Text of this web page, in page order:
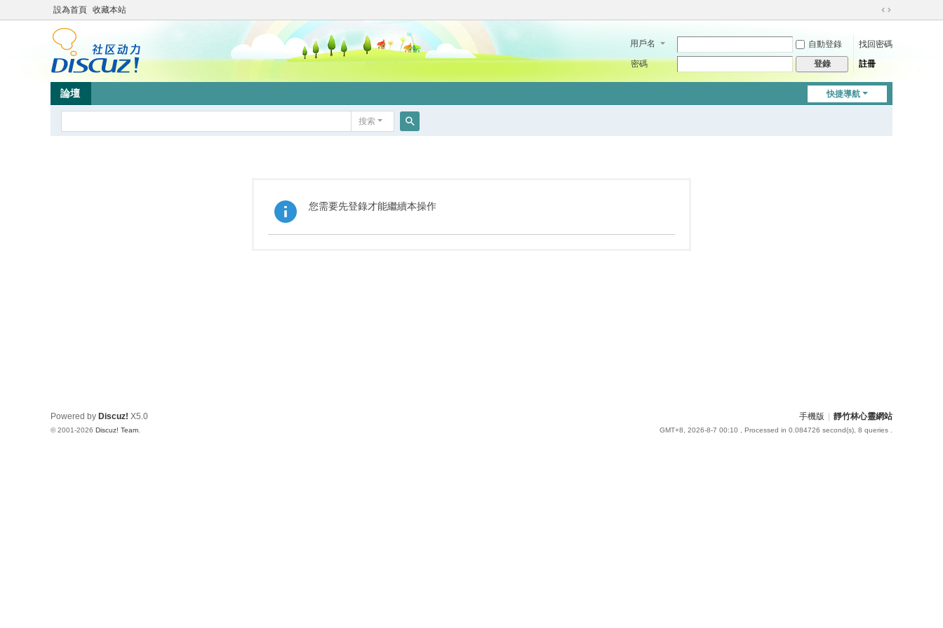
設為首頁 收藏本站
切
到
用戶名 自動登錄
找回密碼
密碼
登錄 註冊
快捷導航
論壇
搜索
您需要先登錄才能繼續本操作
手機版 靜竹林心靈網站
GMT+8, 2026-8-7 00:10 , Processed in 0.084726 second(s), 8 queries .
Powered by Discuz! X5.0
© 2001-2026 Discuz! Team